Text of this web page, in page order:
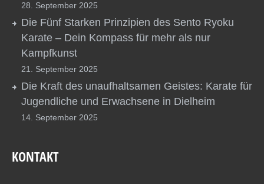
28. September 2025
Die Fünf Starken Prinzipien des Sento Ryoku
Karate – Dein Kompass für mehr als nur
Kampfkunst
21. September 2025
Die Kraft des unaufhaltsamen Geistes: Karate für
Jugendliche und Erwachsene in Dielheim
14. September 2025
KONTAKT